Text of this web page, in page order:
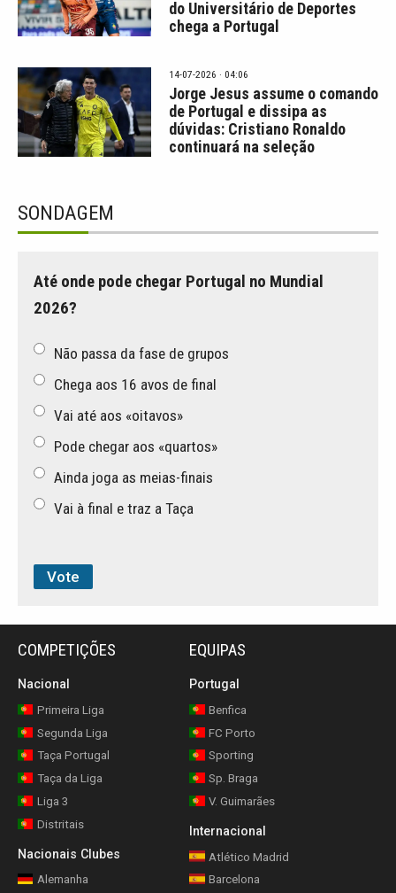
do Universitário de Deportes
chega a Portugal
14-07-2026 · 04:06
Jorge Jesus assume o comando
de Portugal e dissipa as
dúvidas: Cristiano Ronaldo
continuará na seleção
SONDAGEM
Até onde pode chegar Portugal no Mundial
2026?
Não passa da fase de grupos
Chega aos 16 avos de final
Vai até aos «oitavos»
Pode chegar aos «quartos»
Ainda joga as meias-finais
Vai à final e traz a Taça
COMPETIÇÕES
Nacional
Primeira Liga
Segunda Liga
Taça Portugal
Taça da Liga
Liga 3
Distritais
Nacionais Clubes
Alemanha
EQUIPAS
Portugal
Benfica
FC Porto
Sporting
Sp. Braga
V. Guimarães
Internacional
Atlético Madrid
Barcelona